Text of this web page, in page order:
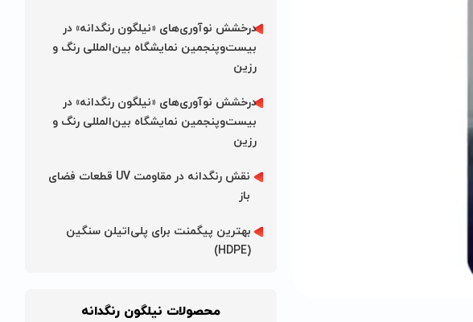
درخشش نوآوری‌های «نیلگون رنگدانه» در
بیست‌و‌پنجمین نمایشگاه بین‌المللی رنگ و
رزین
درخشش نوآوری‌های «نیلگون رنگدانه» در
بیست‌و‌پنجمین نمایشگاه بین‌المللی رنگ و
رزین
نقش رنگدانه در مقاومت UV قطعات فضای
باز
بهترین پیگمنت برای پلی‌اتیلن سنگین
(HDPE)
محصولات نیلگون رنگدانه